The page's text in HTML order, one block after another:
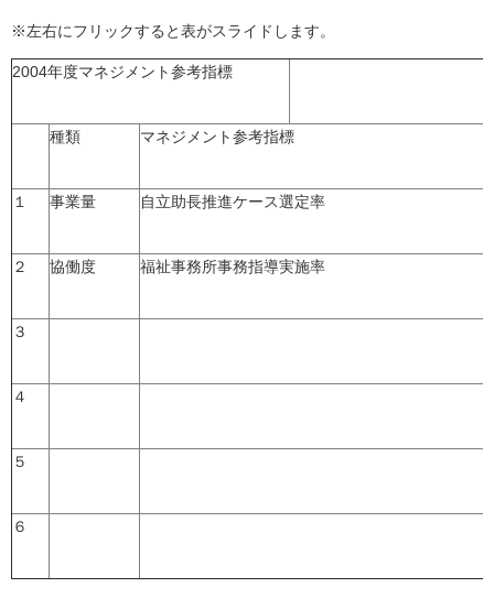
※左右にフリックすると表がスライドします。
2004年度マネジメント参考指標
種類 マネジメント参考指標
１ 事業量 自立助長推進ケース選定率
２ 協働度 福祉事務所事務指導実施率
３
４
５
６